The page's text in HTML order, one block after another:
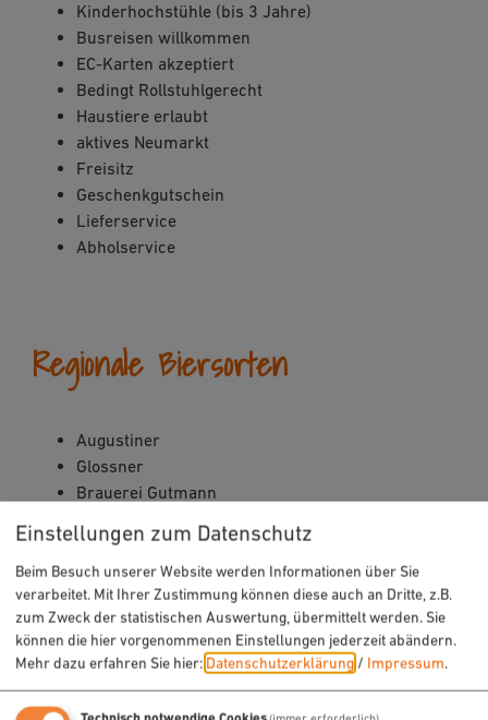
Kinderhochstühle (bis 3 Jahre)
Busreisen willkommen
EC-Karten akzeptiert
Bedingt Rollstuhlgerecht
Haustiere erlaubt
aktives Neumarkt
Freisitz
Geschenkgutschein
Lieferservice
Abholservice
Regionale Biersorten
Augustiner
Glossner
Brauerei Gutmann
Einstellungen zum Datenschutz
Beim Besuch unserer Website werden Informationen über Sie
verarbeitet. Mit Ihrer Zustimmung können diese auch an Dritte, z.B.
zum Zweck der statistischen Auswertung, übermittelt werden. Sie
können die hier vorgenommenen Einstellungen jederzeit abändern.
Mehr dazu erfahren Sie hier:Datenschutzerklärung / Impressum.